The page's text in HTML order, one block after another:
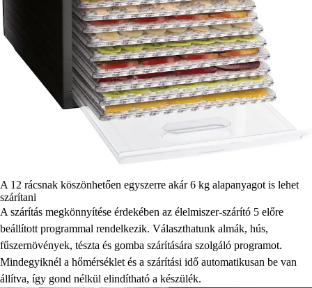
A 12 rácsnak köszönhetően egyszerre akár 6 kg alapanyagot is lehet
szárítani
A szárítás megkönnyítése érdekében az élelmiszer-szárító 5 előre
beállított programmal rendelkezik. Választhatunk almák, hús,
fűszernövények, tészta és gomba szárítására szolgáló programot.
Mindegyiknél a hőmérséklet és a szárítási idő automatikusan be van
állítva, így gond nélkül elindítható a készülék.